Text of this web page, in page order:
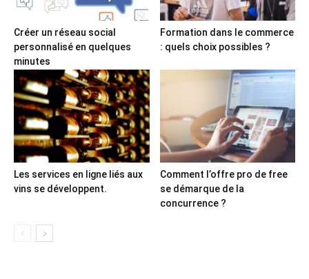
Créer un réseau social
personnalisé en quelques
minutes
Formation dans le commerce
: quels choix possibles ?
Les services en ligne liés aux
vins se développent.
Comment l’offre pro de free
se démarque de la
concurrence ?